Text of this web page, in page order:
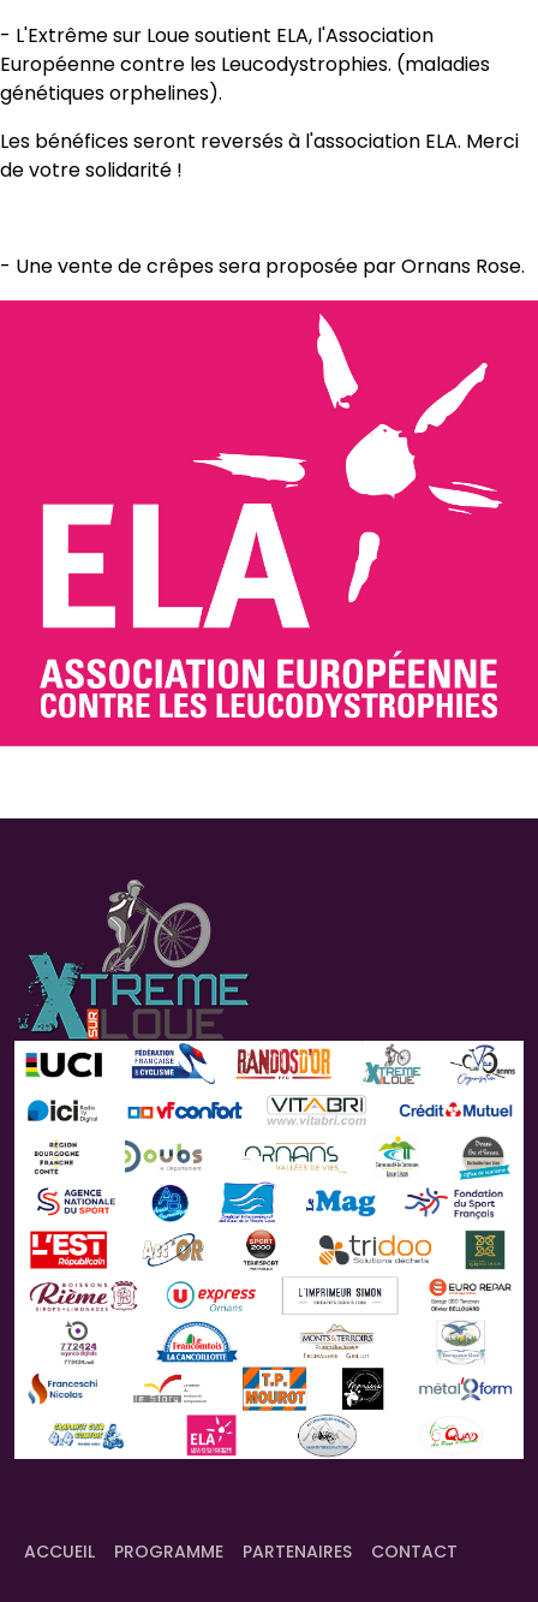
- L'Extrême sur Loue soutient ELA, l'Association
Européenne contre les Leucodystrophies. (maladies
génétiques orphelines).
Les bénéfices seront reversés à l'association ELA. Merci
de votre solidarité !
- Une vente de crêpes sera proposée par Ornans Rose.
ACCUEIL PROGRAMME PARTENAIRES CONTACT